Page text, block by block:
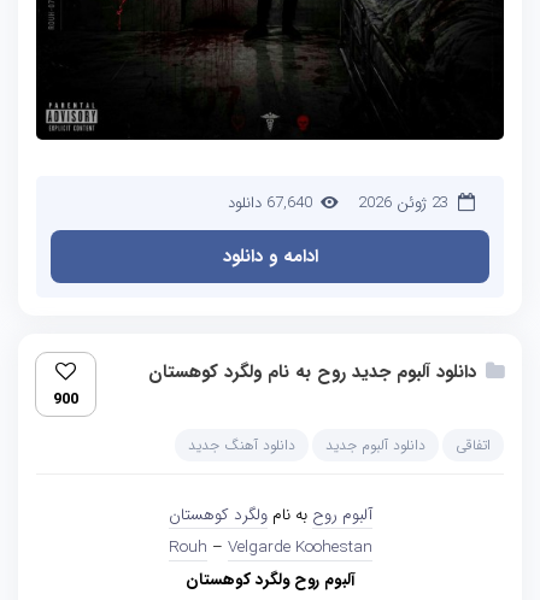
23 ژوئن 2026 67,640 دانلود
ادامه و دانلود
دانلود آلبوم جدید روح به نام ولگرد کوهستان
900
اتفاقی دانلود آلبوم جدید دانلود آهنگ جدید
آلبوم روح به نامولگرد کوهستان
Rouh – Velgarde Koohestan
آلبوم روح ولگرد کوهستان